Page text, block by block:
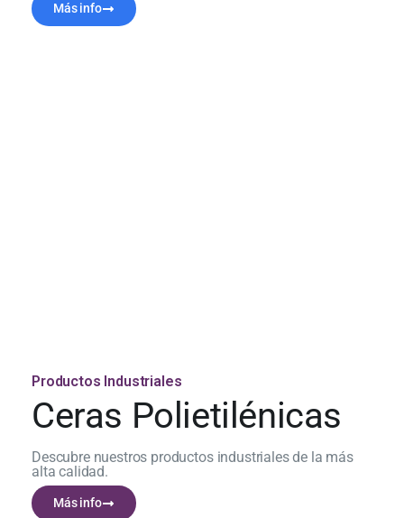
Más info
Productos Industriales
Ceras Polietilénicas
Descubre nuestros productos industriales de la más
alta calidad.
Más info